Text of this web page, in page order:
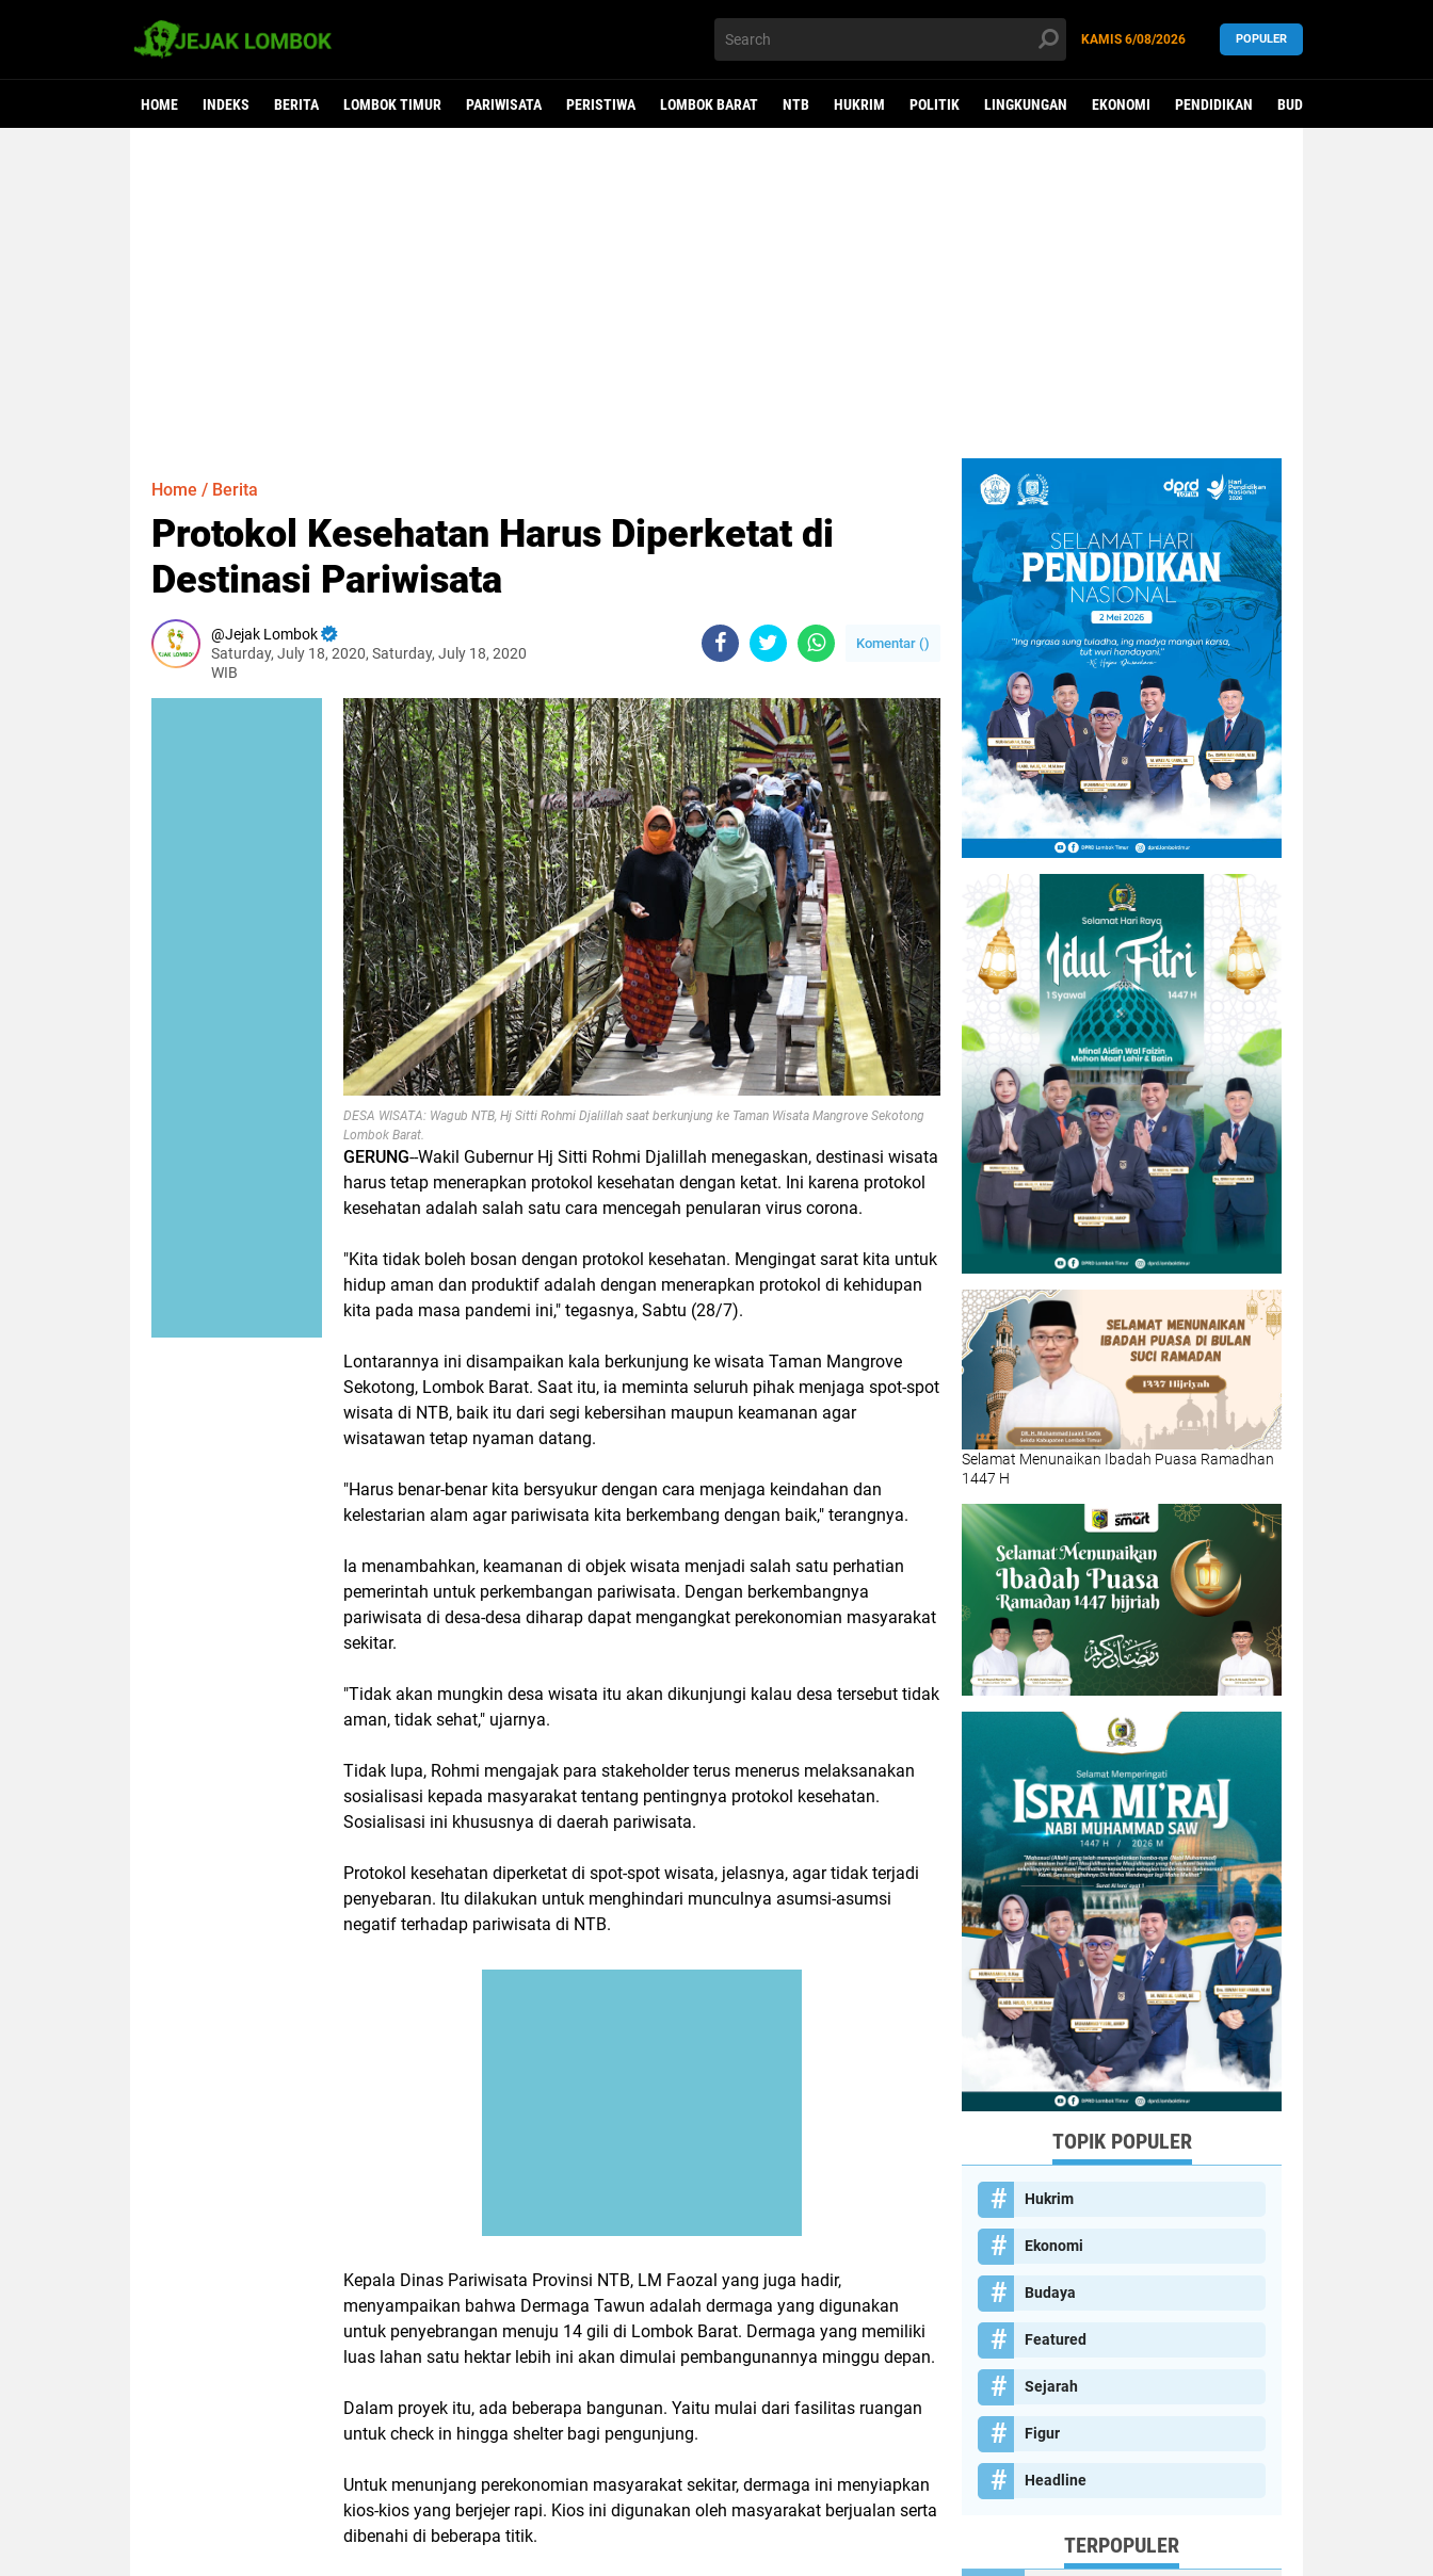
KAMIS 6/08/2026 POPULER
HOME INDEKS BERITA LOMBOK TIMUR PARIWISATA PERISTIWA LOMBOK BARAT NTB HUKRIM POLITIK LINGKUNGAN EKONOMI PENDIDIKAN BUDAYA
Home / Berita
Protokol Kesehatan Harus Diperketat di
Destinasi Pariwisata
Jejak Lombok
Saturday, July 18, 2020, Saturday, July 18, 2020
WIB
Komentar ()
DESA WISATA: Wagub NTB, Hj Sitti Rohmi Djalillah saat berkunjung ke Taman Wisata Mangrove Sekotong
Lombok Barat.
GERUNG--Wakil Gubernur Hj Sitti Rohmi Djalillah menegaskan, destinasi wisata
harus tetap menerapkan protokol kesehatan dengan ketat. Ini karena protokol
kesehatan adalah salah satu cara mencegah penularan virus corona.
"Kita tidak boleh bosan dengan protokol kesehatan. Mengingat sarat kita untuk
hidup aman dan produktif adalah dengan menerapkan protokol di kehidupan
kita pada masa pandemi ini," tegasnya, Sabtu (28/7).
Lontarannya ini disampaikan kala berkunjung ke wisata Taman Mangrove
Sekotong, Lombok Barat. Saat itu, ia meminta seluruh pihak menjaga spot-spot
wisata di NTB, baik itu dari segi kebersihan maupun keamanan agar
wisatawan tetap nyaman datang.
"Harus benar-benar kita bersyukur dengan cara menjaga keindahan dan
kelestarian alam agar pariwisata kita berkembang dengan baik," terangnya.
Ia menambahkan, keamanan di objek wisata menjadi salah satu perhatian
pemerintah untuk perkembangan pariwisata. Dengan berkembangnya
pariwisata di desa-desa diharap dapat mengangkat perekonomian masyarakat
sekitar.
"Tidak akan mungkin desa wisata itu akan dikunjungi kalau desa tersebut tidak
aman, tidak sehat," ujarnya.
Tidak lupa, Rohmi mengajak para stakeholder terus menerus melaksanakan
sosialisasi kepada masyarakat tentang pentingnya protokol kesehatan.
Sosialisasi ini khususnya di daerah pariwisata.
Protokol kesehatan diperketat di spot-spot wisata, jelasnya, agar tidak terjadi
penyebaran. Itu dilakukan untuk menghindari munculnya asumsi-asumsi
negatif terhadap pariwisata di NTB.
Kepala Dinas Pariwisata Provinsi NTB, LM Faozal yang juga hadir,
menyampaikan bahwa Dermaga Tawun adalah dermaga yang digunakan
untuk penyebrangan menuju 14 gili di Lombok Barat. Dermaga yang memiliki
luas lahan satu hektar lebih ini akan dimulai pembangunannya minggu depan.
Dalam proyek itu, ada beberapa bangunan. Yaitu mulai dari fasilitas ruangan
untuk check in hingga shelter bagi pengunjung.
Untuk menunjang perekonomian masyarakat sekitar, dermaga ini menyiapkan
kios-kios yang berjejer rapi. Kios ini digunakan oleh masyarakat berjualan serta
dibenahi di beberapa titik.
Selamat Menunaikan Ibadah Puasa Ramadhan
1447 H
TOPIK POPULER
Hukrim
Ekonomi
Budaya
Featured
Sejarah
Figur
Headline
TERPOPULER